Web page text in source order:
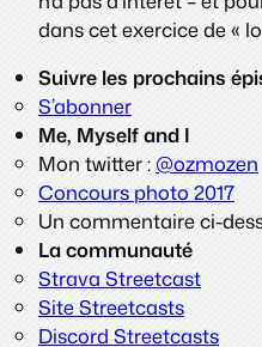
dans cet exercice de «
Suivre les prochains
S’abonner
Me, Myself and I
Mon twitter : @ozmozen
Concours photo 2017
Un commentaire ci-
La communauté
Strava Streetcast
Site Streetcasts
Discord Streetcasts